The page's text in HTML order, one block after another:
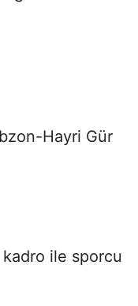
Hayri Gür
ile sporcu